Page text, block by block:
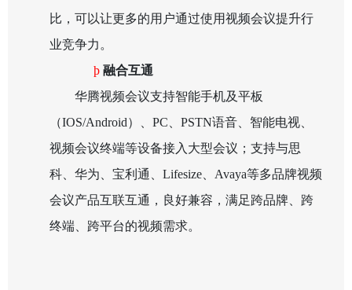
比，可以让更多的用户通过使用视频会议提升行
业竞争力。
þ 融合互通
华腾视频会议支持智能手机及平板
（IOS/Android）、PC、PSTN语音、智能电视、
视频会议终端等设备接入大型会议；支持与思
科、华为、宝利通、Lifesize、Avaya等多品牌视频
会议产品互联互通，良好兼容，满足跨品牌、跨
终端、跨平台的视频需求。